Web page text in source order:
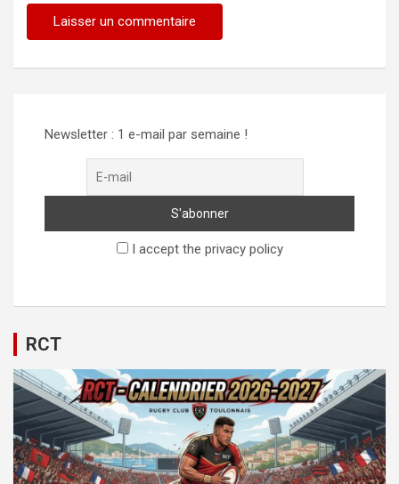
Newsletter : 1 e-mail par semaine !
I accept the privacy policy
RCT